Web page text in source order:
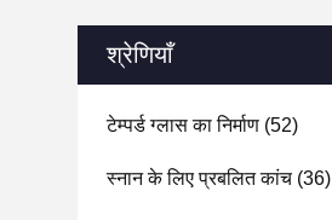
श्रेणियाँ
टेम्पर्ड ग्लास का निर्माण (52)
स्नान के लिए प्रबलित कांच (36)